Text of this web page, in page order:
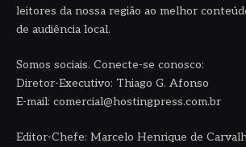
leitores da nossa região ao melhor
de audiência local.
Somos sociais. Conecte-se conosco:
Diretor-Executivo: Thiago G. Afonso
E-mail: comercial@hostingpress.com.br
Editor-Chefe: Marcelo Henrique de